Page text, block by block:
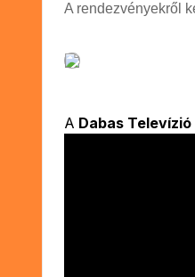
A rendezvényekről
A Dabas Televízió